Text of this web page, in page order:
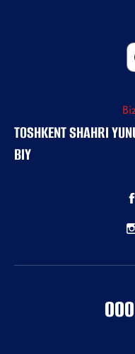
TOSHKENT SHAHRI
BIY